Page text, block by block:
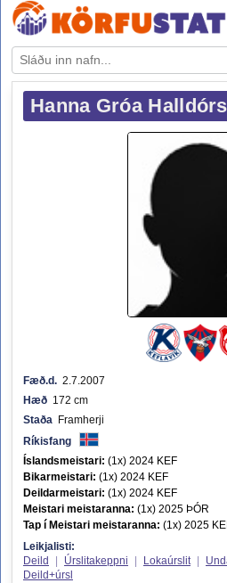
Hanna Gróa
Fæð.d. 2.7.2007
Hæð 172 cm
Staða Framherji
Ríkisfang
Íslandsmeistari: (1x) 2024 KEF
Bikarmeistari: (1x) 2024 KEF
Deildarmeistari: (1x) 2024 KEF
Meistari meistaranna: (1x) 2025 ÞÓR
Tap í Meistari meistaranna: (1x) 2025
Leikjalisti:
Deild
Úrslitakeppni Lokaúrslit
Deild+úrsl